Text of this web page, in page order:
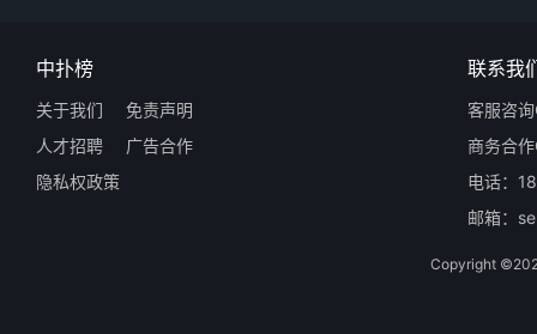
中扑榜
关于我们
免责声明
人才招聘
广告合作
隐私权政策
联系我
客服咨
商务合
电话：
邮箱：
Copyright